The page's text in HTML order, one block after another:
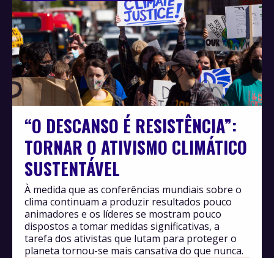
“O DESCANSO É RESISTÊNCIA”:
TORNAR O ATIVISMO CLIMÁTICO
SUSTENTÁVEL
À medida que as conferências mundiais sobre o
clima continuam a produzir resultados pouco
animadores e os líderes se mostram pouco
dispostos a tomar medidas significativas, a
tarefa dos ativistas que lutam para proteger o
planeta tornou-se mais cansativa do que nunca.